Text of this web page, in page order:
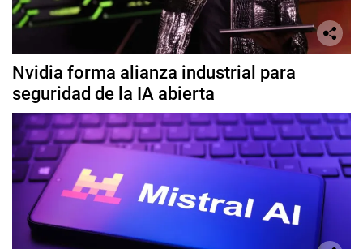
Nvidia forma alianza industrial para
seguridad de la IA abierta